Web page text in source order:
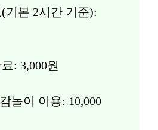
기본 2시간 기준):
: 3,000원
놀이 이용: 10,000